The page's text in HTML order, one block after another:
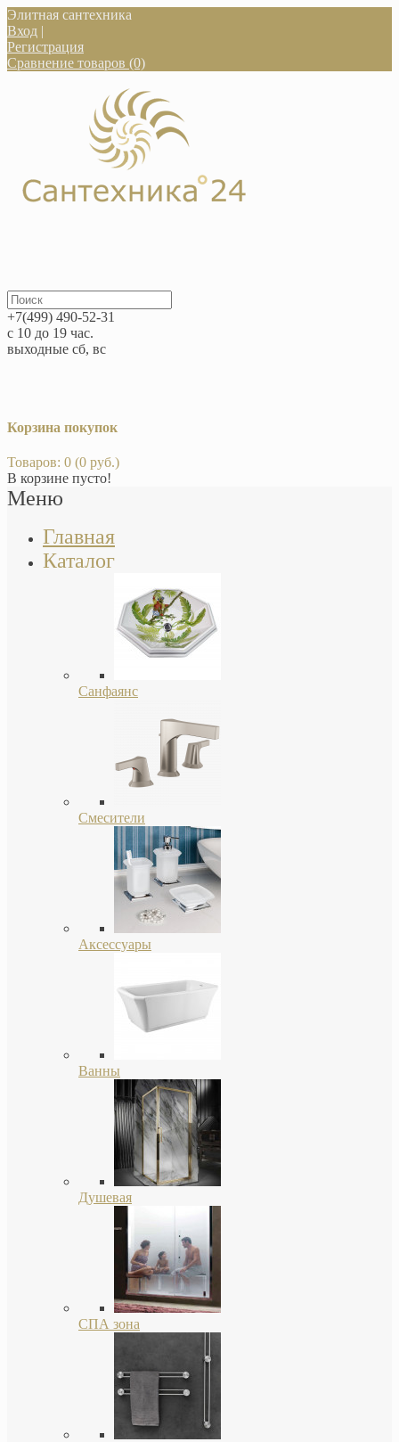
Элитная сантехника
Вход |
Регистрация
Сравнение товаров (0)
+7(499) 490-52-31
с 10 до 19 час.
выходные сб, вс
Корзина покупок
Товаров: 0 (0 руб.)
В корзине пусто!
Меню
Главная
Каталог
Санфаянс
Смесители
Аксессуары
Ванны
Душевая
СПА зона